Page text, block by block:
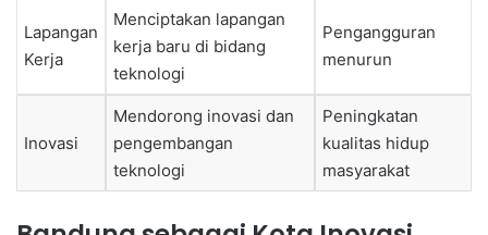
Lapangan
Kerja
Menciptakan lapangan
kerja baru di bidang
teknologi
Pengangguran
menurun
Inovasi
Mendorong inovasi dan
pengembangan
teknologi
Peningkatan
kualitas hidup
masyarakat